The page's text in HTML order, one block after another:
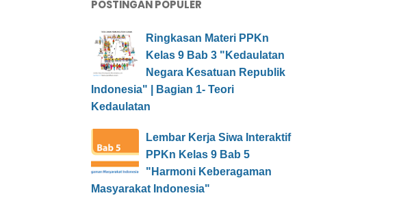
POSTINGAN POPULER
Ringkasan Materi PPKn
Kelas 9 Bab 3 "Kedaulatan
Negara Kesatuan Republik
Indonesia" | Bagian 1- Teori
Kedaulatan
Lembar Kerja Siwa Interaktif
PPKn Kelas 9 Bab 5
"Harmoni Keberagaman
Masyarakat Indonesia"